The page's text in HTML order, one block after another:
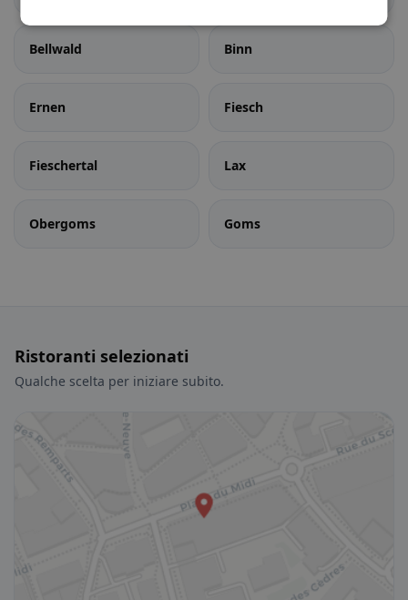
Bellwald Binn
Ernen Fiesch
Fieschertal Lax
Obergoms Goms
Ristoranti selezionati
Qualche scelta per iniziare subito.